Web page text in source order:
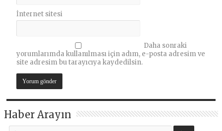
İnternet sitesi
Daha sonraki
yorumlarımda kullanılması için adım, e-posta adresim ve
site adresim bu tarayıcıya kaydedilsin.
Haber Arayın